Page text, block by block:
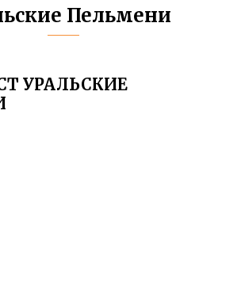
Пельмени
УРАЛЬСКИЕ